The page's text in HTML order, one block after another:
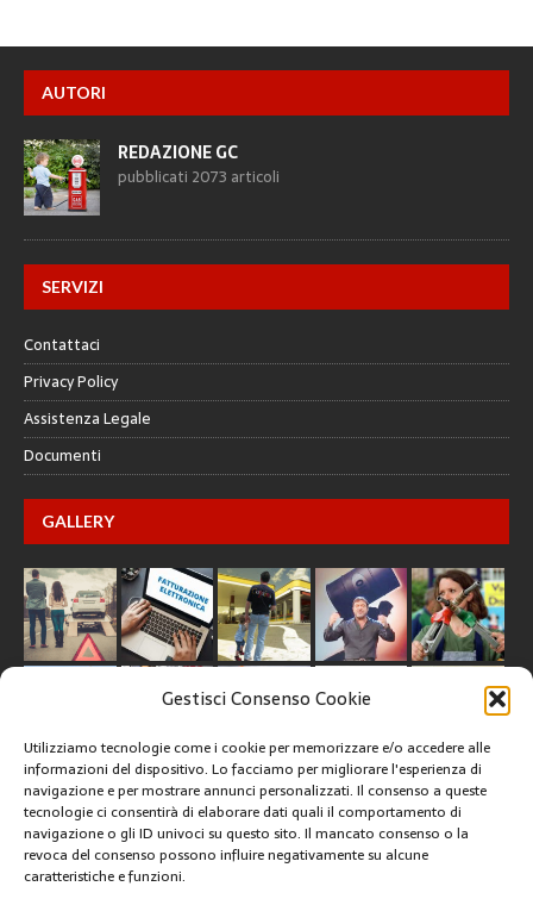
Gestisci Consenso Cookie
Utilizziamo tecnologie come i cookie per memorizzare e/o accedere alle
informazioni del dispositivo. Lo facciamo per migliorare l'esperienza di
navigazione e per mostrare annunci personalizzati. Il consenso a queste
tecnologie ci consentirà di elaborare dati quali il comportamento di
navigazione o gli ID univoci su questo sito. Il mancato consenso o la
revoca del consenso possono influire negativamente su alcune
caratteristiche e funzioni.
AUTORI
REDAZIONE GC
pubblicati 2073 articoli
SERVIZI
Contattaci
Privacy Policy
Assistenza Legale
Documenti
GALLERY
CREATIVE COMMONS